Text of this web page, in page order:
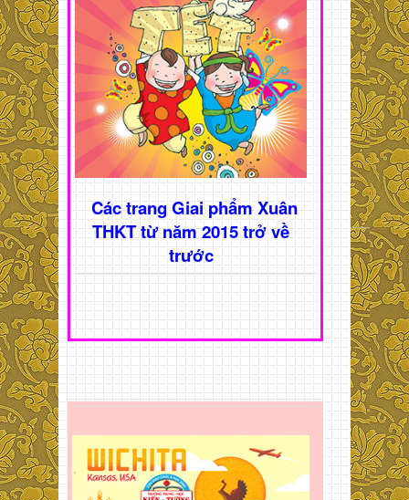
Các trang Giai phẩm Xuân
THKT từ năm 2015 trở về
trước